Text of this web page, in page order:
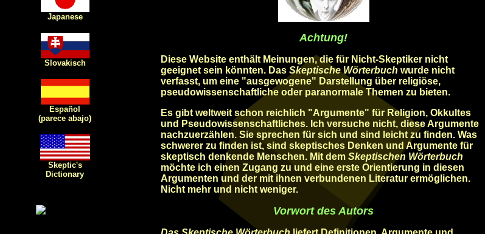
Japanese
Slovakisch
Español
(parece abajo)
Skeptic's
Dictionary
Achtung!
Diese Website enthält Meinungen, die für Nicht-Skeptiker nicht
geeignet sein könnten. Das Skeptische Wörterbuch wurde nicht
verfasst, um eine "ausgewogene" Darstellung über religiöse,
pseudowissenschaftliche oder paranormale Themen zu bieten.
Es gibt weltweit schon reichlich "Argumente" für Religion, Okkultes
und Pseudowissenschaftliches. Ich versuche nicht, diese Argumente
nachzuerzählen. Sie sprechen für sich und sind leicht zu finden. Was
schwerer zu finden ist, sind skeptisches Denken und Argumente für
skeptisch denkende Menschen. Mit dem Skeptischen Wörterbuch
möchte ich einen Zugang zu und eine erste Orientierung in diesen
Argumenten und der mit ihnen verbundenen Literatur ermöglichen.
Nicht mehr und nicht weniger.
Vorwort des Autors